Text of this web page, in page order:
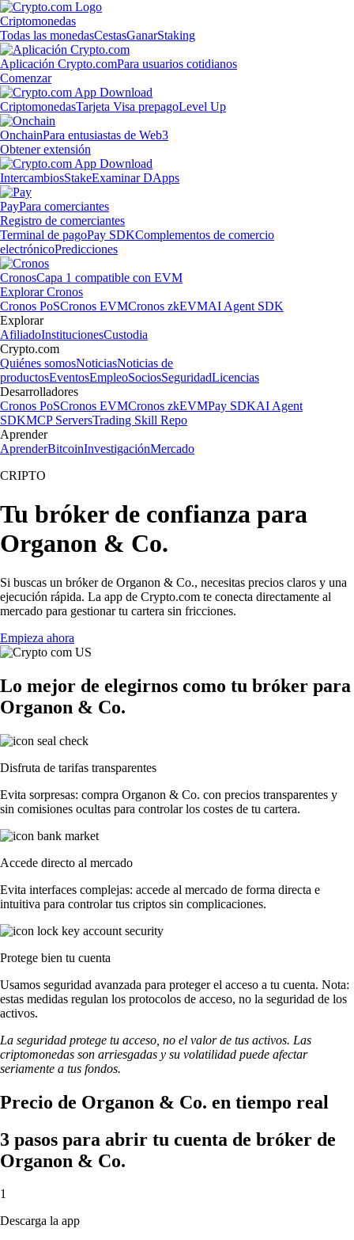
Criptomonedas
Todas las monedasCestasGanarStaking
Aplicación Crypto.comPara usuarios cotidianos
Comenzar
CriptomonedasTarjeta Visa prepagoLevel Up
OnchainPara entusiastas de Web3
Obtener extensión
IntercambiosStakeExaminar DApps
PayPara comerciantes
Registro de comerciantes
Terminal de pagoPay SDKComplementos de comercio
electrónicoPredicciones
CronosCapa 1 compatible con EVM
Explorar Cronos
Cronos PoSCronos EVMCronos zkEVMAI Agent SDK
Explorar
AfiliadoInstitucionesCustodia
Crypto.com
Quiénes somosNoticiasNoticias de
productosEventosEmpleoSociosSeguridadLicencias
Desarrolladores
Cronos PoSCronos EVMCronos zkEVMPay SDKAI Agent
SDKMCP ServersTrading Skill Repo
Aprender
AprenderBitcoinInvestigaciónMercado
CRIPTO
Tu bróker de confianza para
Organon & Co.
Si buscas un bróker de Organon & Co., necesitas precios claros y una
ejecución rápida. La app de Crypto.com te conecta directamente al
mercado para gestionar tu cartera sin fricciones.
Empieza ahora
Lo mejor de elegirnos como tu bróker para
Organon & Co.
Disfruta de tarifas transparentes
Evita sorpresas: compra Organon & Co. con precios transparentes y
sin comisiones ocultas para controlar los costes de tu cartera.
Accede directo al mercado
Evita interfaces complejas: accede al mercado de forma directa e
intuitiva para controlar tus criptos sin complicaciones.
Protege bien tu cuenta
Usamos seguridad avanzada para proteger el acceso a tu cuenta. Nota:
estas medidas regulan los protocolos de acceso, no la seguridad de los
activos.
La seguridad protege tu acceso, no el valor de tus activos. Las
criptomonedas son arriesgadas y su volatilidad puede afectar
seriamente a tus fondos.
Precio de Organon & Co. en tiempo real
3 pasos para abrir tu cuenta de bróker de
Organon & Co.
1
Descarga la app